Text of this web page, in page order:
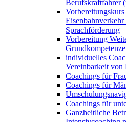
Berufskraftfahrer
Sprachförderung
Vorbereitung
individuelles
Vereinbarkeit
Coachings für
Coachings für
Coachings für
Ganzheitliche